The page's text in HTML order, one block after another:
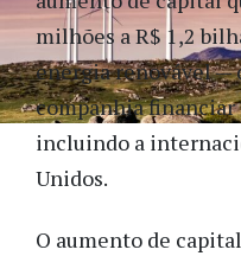
milhões a R$ 1,2
energia renovável —
companhia financiar
incluindo a
Unidos.
O aumento de